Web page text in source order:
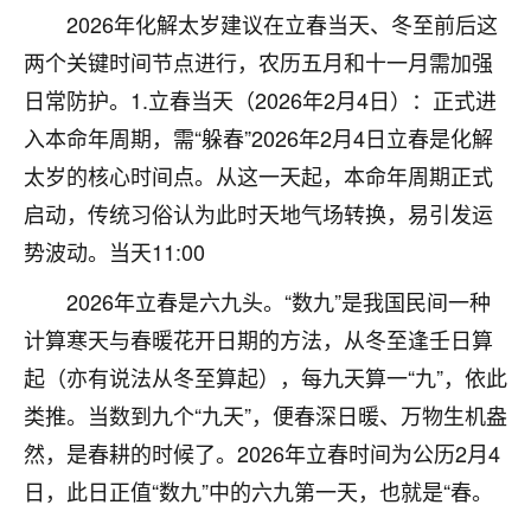
2026年化解太岁建议在立春当天、冬至前后这
两个关键时间节点进行，农历五月和十一月需加强
日常防护。1.立春当天（2026年2月4日）：正式进
入本命年周期，需“躲春”2026年2月4日立春是化解
太岁的核心时间点。从这一天起，本命年周期正式
启动，传统习俗认为此时天地气场转换，易引发运
势波动。当天11:00
2026年立春是六九头。“数九”是我国民间一种
计算寒天与春暖花开日期的方法，从冬至逢壬日算
起（亦有说法从冬至算起），每九天算一“九”，依此
类推。当数到九个“九天”，便春深日暖、万物生机盎
然，是春耕的时候了。2026年立春时间为公历2月4
日，此日正值“数九”中的六九第一天，也就是“春。
我女儿高二叛逆，大半年不上学，一说她就要死要活
的，把我们两口子愁的不行，朋友给我推荐的慧来老
师，一开始我是病急乱投医，这半年来，法事一个个
做完，我女儿跟变了个人一样，不期望她能考多好的
大学，只要能安安稳稳的把书读了，身体心理都健健
康康的我就很知足了！
鹿森：可怜天下父母心啊！
3小时前 来自河北
付深
我是公司人事调整，有升迁机会，但同时竞争的我们
三个，找老师的时候是抱着侥幸心理，没想到老师看
着我晋升有望，我半信半疑的按照老师建议，做了化
太岁还有一个发钱粮，本来年前的人事调整，拖到年
后，我以为都没戏了，结果开年一上班，开会提拔升
职第一个就是我，职务无所谓，主要是底薪加了